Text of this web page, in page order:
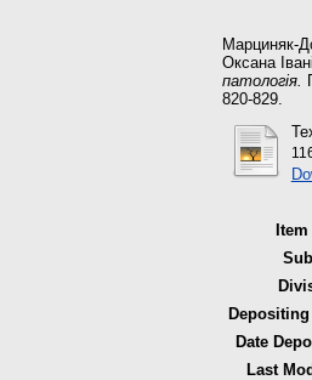
Марциняк-
Оксана
патологія.
820-829.
Depositing
Date
Last